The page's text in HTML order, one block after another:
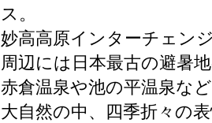
ス。
妙高高原インターチェン
周辺には日本最古の避暑
赤倉温泉や池の平温泉な
大自然の中、四季折々の